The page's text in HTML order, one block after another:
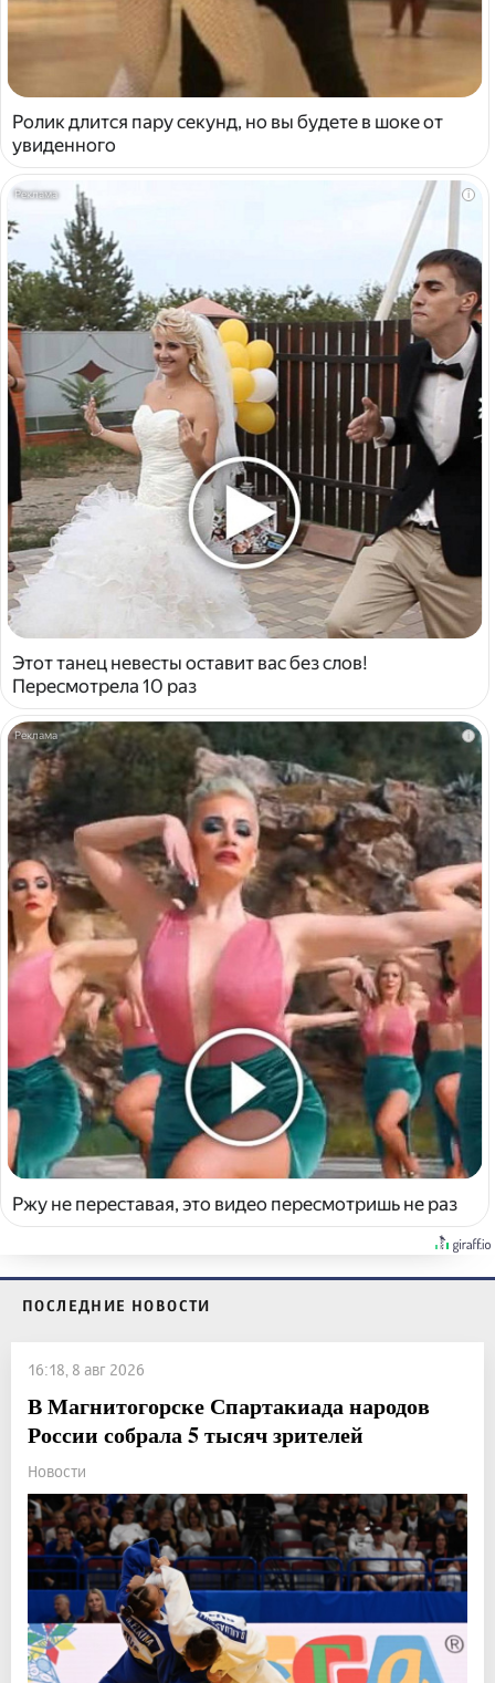
Ролик длится пару секунд, но вы будете в шоке от
увиденного
i
Этот танец невесты оставит вас без слов!
Пересмотрела 10 раз
i
Ржу не переставая, это видео пересмотришь не раз
ПОСЛЕДНИЕ НОВОСТИ
16:18, 8 авг 2026
В Магнитогорске Спартакиада народов
России собрала 5 тысяч зрителей
Новости